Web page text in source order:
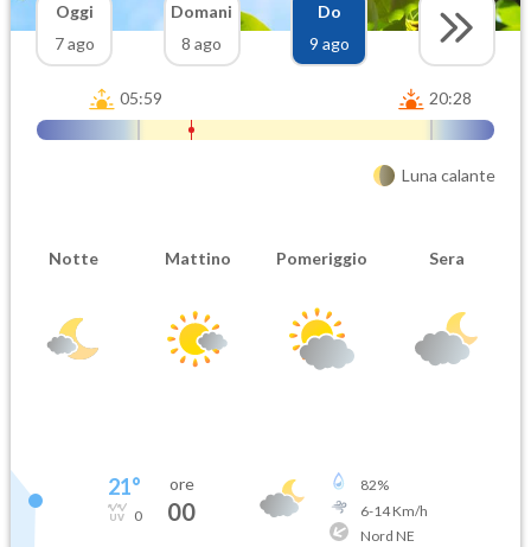
Oggi
7 ago
Domani
8 ago
Do
9 ago
05:59 20:28
Luna calante
Notte Mattino Pomeriggio Sera
21°
0
ore
00
82%
6-14Km/h
Nord NE